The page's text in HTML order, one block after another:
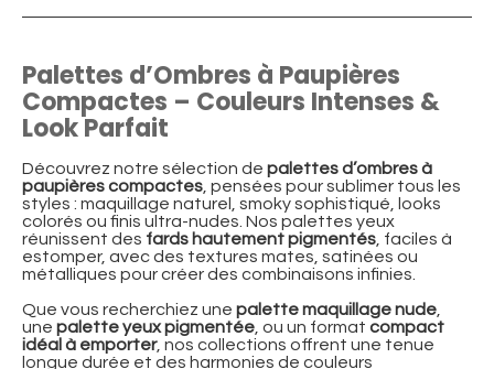
Palettes d’Ombres à Paupières
Compactes – Couleurs Intenses &
Look Parfait
Découvrez notre sélection de palettes d’ombres à
paupières compactes , pensées pour sublimer tous les
styles : maquillage naturel, smoky sophistiqué, looks
colorés ou finis ultra-nudes. Nos palettes yeux
réunissent des fards hautement pigmentés , faciles à
estomper, avec des textures mates, satinées ou
métalliques pour créer des combinaisons infinies.
Que vous recherchiez une palette maquillage nude
une palette yeux pigmentée , ou un format compact
idéal à emporter, nos collections offrent une tenue
longue durée et des harmonies de couleurs